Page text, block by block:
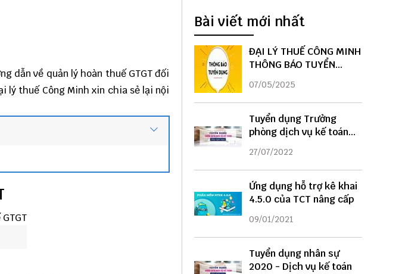
dẫn về quản lý hoàn thuế GTGT đối
lý thuế Công Minh xin chia sẻ lại nội
Bài viết mới nhất
ĐẠI LÝ THUẾ CÔNG MINH
THÔNG BÁO TUYỂN
DỤNG
07/05/2025
Tuyển dụng Trưởng
phòng dịch vụ kế toán
năm 2022
27/07/2022
Ứng dụng hỗ trợ kê khai
4.5.0 của TCT nâng cấp
09/01/2021
Tuyển dụng nhân sự
2020 - Dịch vụ kế toán